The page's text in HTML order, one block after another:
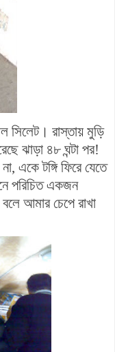
সিলেট। রাস্তায় মুড়ি
ঝাড়া ৪৮ ঘন্টা পর!
একে টঙ্গি ফিরে যেতে
পরিচিত একজন
বলে আমার চেপে রাখা